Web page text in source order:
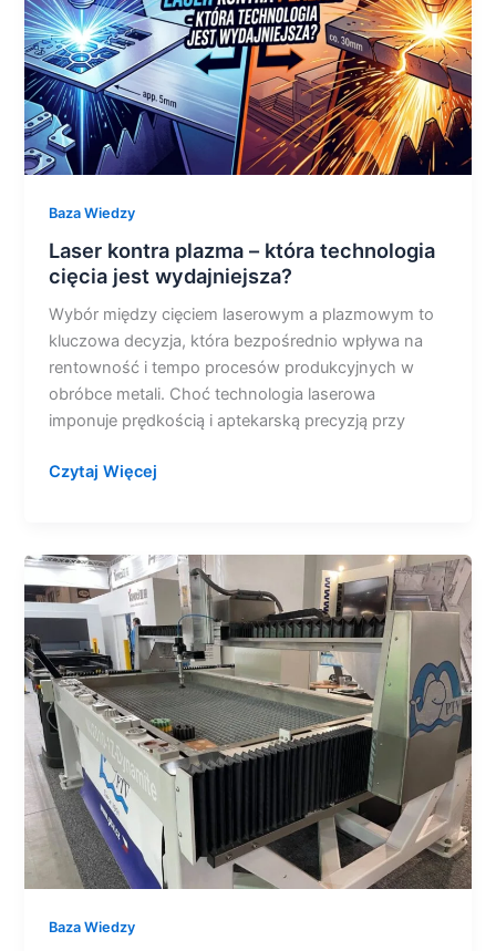
Baza Wiedzy
Laser kontra plazma – która technologia
cięcia jest wydajniejsza?
Wybór między cięciem laserowym a plazmowym to
kluczowa decyzja, która bezpośrednio wpływa na
rentowność i tempo procesów produkcyjnych w
obróbce metali. Choć technologia laserowa
imponuje prędkością i aptekarską precyzją przy
cięcia
jest
wydajniejsza?
Czytaj Więcej
Baza Wiedzy
5-
osiowa
głowica
uchylno-
obrotowa
z
napędem
bezpośrednim
rewolucjonizuje
cięcie
waterjetem